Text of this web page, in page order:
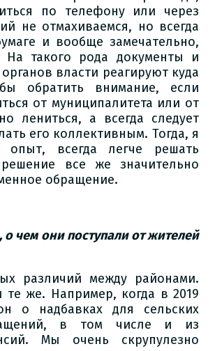
по телефону или через
не отмахиваемся, но всегда
и вообще замечательно,
На такого рода документы и
власти реагируют куда
обратить внимание, если
от муниципалитета или от
лениться, а всегда следует
его коллективным. Тогда, я
всегда легче решать
все же значительно
обращение.
о чем они поступали от жителей
различий между районами.
же. Например, когда в 2019
о надбавках для сельских
в том числе и из
Мы очень скрупулезно